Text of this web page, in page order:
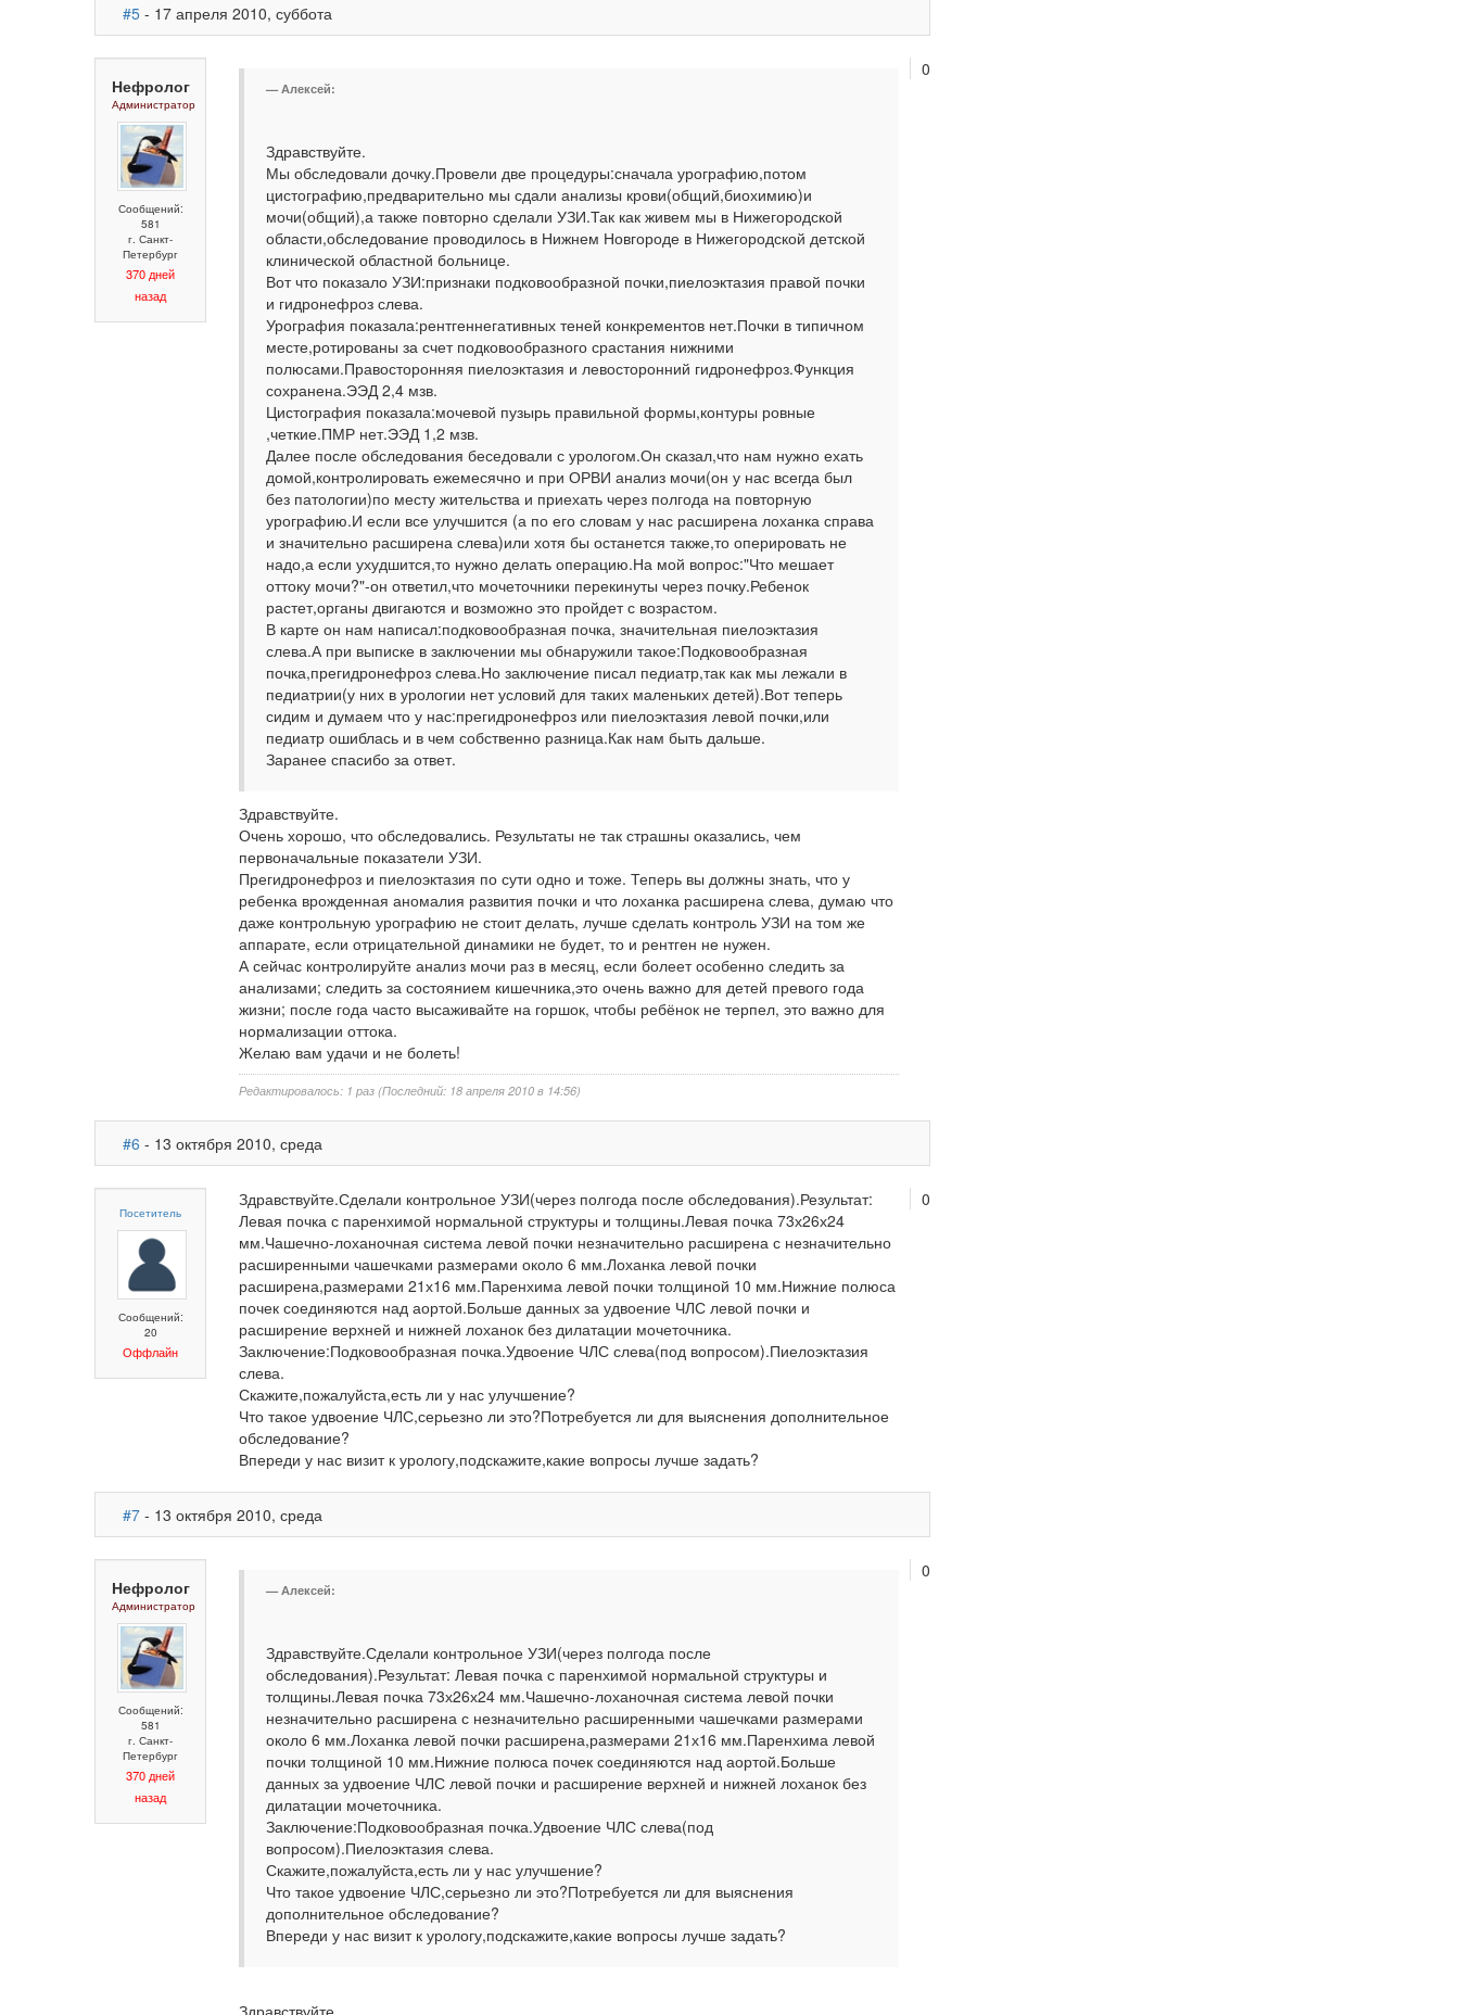
#5 - 17 апреля 2010, суббота
Нефролог
Администратор
Сообщений:
581
г. Санкт-
Петербург
370 дней
назад
0
Алексей:
Здравствуйте.
Мы обследовали дочку.Провели две процедуры:сначала урографию,потом
цистографию,предварительно мы сдали анализы крови(общий,биохимию)и
мочи(общий),а также повторно сделали УЗИ.Так как живем мы в Нижегородской
области,обследование проводилось в Нижнем Новгороде в Нижегородской детской
клинической областной больнице.
Вот что показало УЗИ:признаки подковообразной почки,пиелоэктазия правой почки
и гидронефроз слева.
Урография показала:рентгеннегативных теней конкрементов нет.Почки в типичном
месте,ротированы за счет подковообразного срастания нижними
полюсами.Правосторонняя пиелоэктазия и левосторонний гидронефроз.Функция
сохранена.ЭЭД 2,4 мзв.
Цистография показала:мочевой пузырь правильной формы,контуры ровные
,четкие.ПМР нет.ЭЭД 1,2 мзв.
Далее после обследования беседовали с урологом.Он сказал,что нам нужно ехать
домой,контролировать ежемесячно и при ОРВИ анализ мочи(он у нас всегда был
без патологии)по месту жительства и приехать через полгода на повторную
урографию.И если все улучшится (а по его словам у нас расширена лоханка справа
и значительно расширена слева)или хотя бы останется также,то оперировать не
надо,а если ухудшится,то нужно делать операцию.На мой вопрос:"Что мешает
оттоку мочи?"-он ответил,что мочеточники перекинуты через почку.Ребенок
растет,органы двигаются и возможно это пройдет с возрастом.
В карте он нам написал:подковообразная почка, значительная пиелоэктазия
слева.А при выписке в заключении мы обнаружили такое:Подковообразная
почка,прегидронефроз слева.Но заключение писал педиатр,так как мы лежали в
педиатрии(у них в урологии нет условий для таких маленьких детей).Вот теперь
сидим и думаем что у нас:прегидронефроз или пиелоэктазия левой почки,или
педиатр ошиблась и в чем собственно разница.Как нам быть дальше.
Заранее спасибо за ответ.
Здравствуйте.
Очень хорошо, что обследовались. Результаты не так страшны оказались, чем
первоначальные показатели УЗИ.
Прегидронефроз и пиелоэктазия по сути одно и тоже. Теперь вы должны знать, что у
ребенка врожденная аномалия развития почки и что лоханка расширена слева, думаю что
даже контрольную урографию не стоит делать, лучше сделать контроль УЗИ на том же
аппарате, если отрицательной динамики не будет, то и рентген не нужен.
А сейчас контролируйте анализ мочи раз в месяц, если болеет особенно следить за
анализами; следить за состоянием кишечника,это очень важно для детей превого года
жизни; после года часто высаживайте на горшок, чтобы ребёнок не терпел, это важно для
нормализации оттока.
Желаю вам удачи и не болеть!
Редактировалось: 1 раз (Последний: 18 апреля 2010 в 14:56)
#6 - 13 октября 2010, среда
Посетитель
Сообщений:
20
Оффлайн
0
Здравствуйте.Сделали контрольное УЗИ(через полгода после обследования).Результат:
Левая почка с паренхимой нормальной структуры и толщины.Левая почка 73х26х24
мм.Чашечно-лоханочная система левой почки незначительно расширена с незначительно
расширенными чашечками размерами около 6 мм.Лоханка левой почки
расширена,размерами 21х16 мм.Паренхима левой почки толщиной 10 мм.Нижние полюса
почек соединяются над аортой.Больше данных за удвоение ЧЛС левой почки и
расширение верхней и нижней лоханок без дилатации мочеточника.
Заключение:Подковообразная почка.Удвоение ЧЛС слева(под вопросом).Пиелоэктазия
слева.
Скажите,пожалуйста,есть ли у нас улучшение?
Что такое удвоение ЧЛС,серьезно ли это?Потребуется ли для выяснения дополнительное
обследование?
Впереди у нас визит к урологу,подскажите,какие вопросы лучше задать?
#7 - 13 октября 2010, среда
Нефролог
Администратор
Сообщений:
581
г. Санкт-
Петербург
370 дней
назад
0
Алексей:
Здравствуйте.Сделали контрольное УЗИ(через полгода после
обследования).Результат: Левая почка с паренхимой нормальной структуры и
толщины.Левая почка 73х26х24 мм.Чашечно-лоханочная система левой почки
незначительно расширена с незначительно расширенными чашечками размерами
около 6 мм.Лоханка левой почки расширена,размерами 21х16 мм.Паренхима левой
почки толщиной 10 мм.Нижние полюса почек соединяются над аортой.Больше
данных за удвоение ЧЛС левой почки и расширение верхней и нижней лоханок без
дилатации мочеточника.
Заключение:Подковообразная почка.Удвоение ЧЛС слева(под
вопросом).Пиелоэктазия слева.
Скажите,пожалуйста,есть ли у нас улучшение?
Что такое удвоение ЧЛС,серьезно ли это?Потребуется ли для выяснения
дополнительное обследование?
Впереди у нас визит к урологу,подскажите,какие вопросы лучше задать?
Здравствуйте.